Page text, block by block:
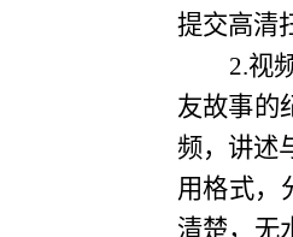
提交高清
2.视
友故事的
频，讲述
用格式，
清楚，无